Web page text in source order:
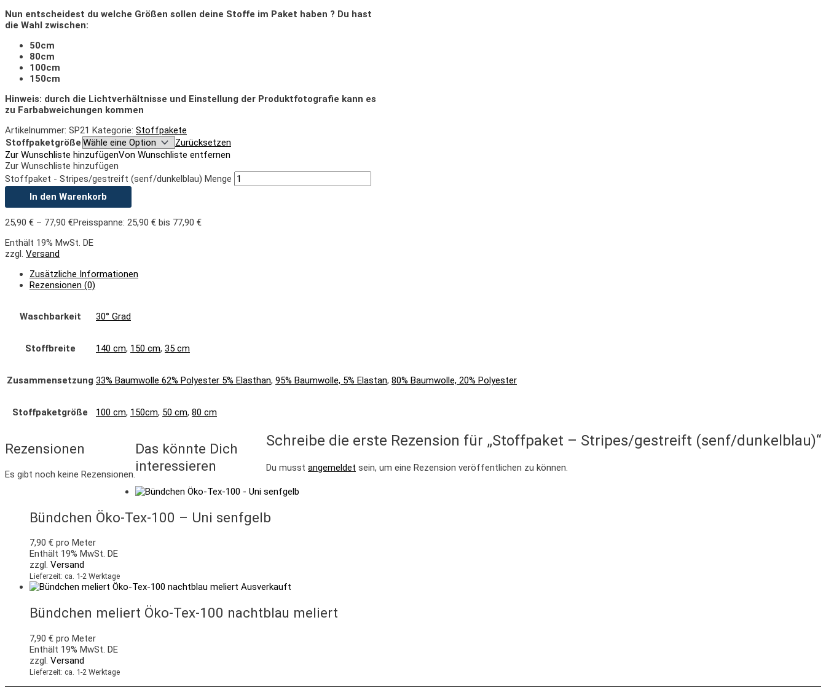
Nun entscheidest du welche Größen sollen deine Stoffe im Paket haben ? Du hast
die Wahl zwischen:
50cm
80cm
100cm
150cm
Hinweis: durch die Lichtverhältnisse und Einstellung der Produktfotografie kann es
zu Farbabweichungen kommen
Artikelnummer: SP21 Kategorie: Stoffpakete
Stoffpaketgröße
Zurücksetzen
Zur Wunschliste hinzufügenVon Wunschliste entfernen
Zur Wunschliste hinzufügen
Stoffpaket - Stripes/gestreift (senf/dunkelblau) Menge
In den Warenkorb
25,90 € – 77,90 €Preisspanne: 25,90 € bis 77,90 €
Enthält 19% MwSt. DE
zzgl. Versand
Zusätzliche Informationen
Rezensionen (0)
Waschbarkeit 30° Grad
Stoffbreite 140 cm, 150 cm, 35 cm
Zusammensetzung 33% Baumwolle 62% Polyester 5% Elasthan, 95% Baumwolle, 5% Elastan, 80% Baumwolle, 20% Polyester
Stoffpaketgröße 100 cm, 150cm, 50 cm, 80 cm
Rezensionen
Es gibt noch keine Rezensionen.
Schreibe die erste Rezension für „Stoffpaket – Stripes/gestreift (senf/dunkelblau)“
Du musst angemeldet sein, um eine Rezension veröffentlichen zu können.
Das könnte Dich
interessieren
Bündchen Öko-Tex-100 – Uni senfgelb
7,90 € pro Meter
Enthält 19% MwSt. DE
zzgl. Versand
Lieferzeit: ca. 1-2 Werktage
Ausverkauft
Bündchen meliert Öko-Tex-100 nachtblau meliert
7,90 € pro Meter
Enthält 19% MwSt. DE
zzgl. Versand
Lieferzeit: ca. 1-2 Werktage